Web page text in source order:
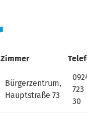
Zimmer
Bürgerzentrum,
Hauptstraße 73
723
30